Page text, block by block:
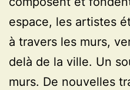
espace, les artistes
à travers les murs,
delà de la ville. Un
murs. De nouvelles